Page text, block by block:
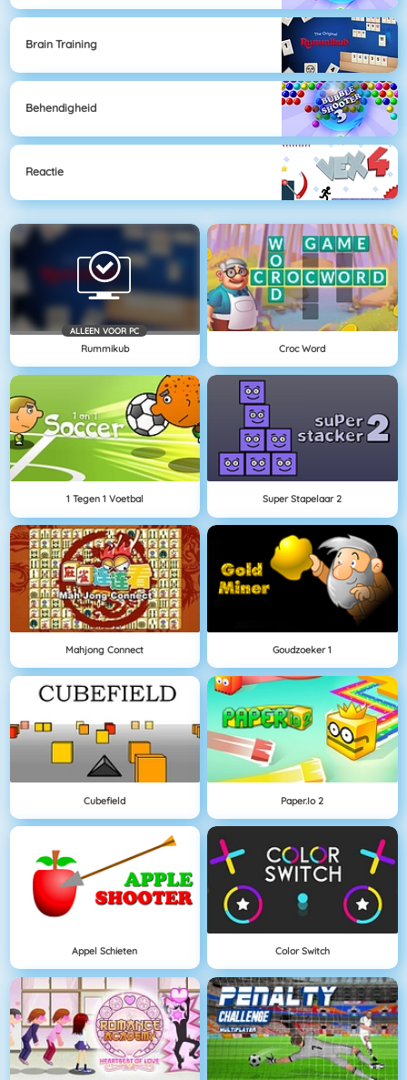
Brain Training
Behendigheid
Reactie
ALLEEN VOOR PC
Rummikub Croc Word
1 Tegen 1 Voetbal Super Stapelaar 2
Mahjong Connect Goudzoeker 1
Cubefield Paper.io 2
Appel Schieten Color Switch